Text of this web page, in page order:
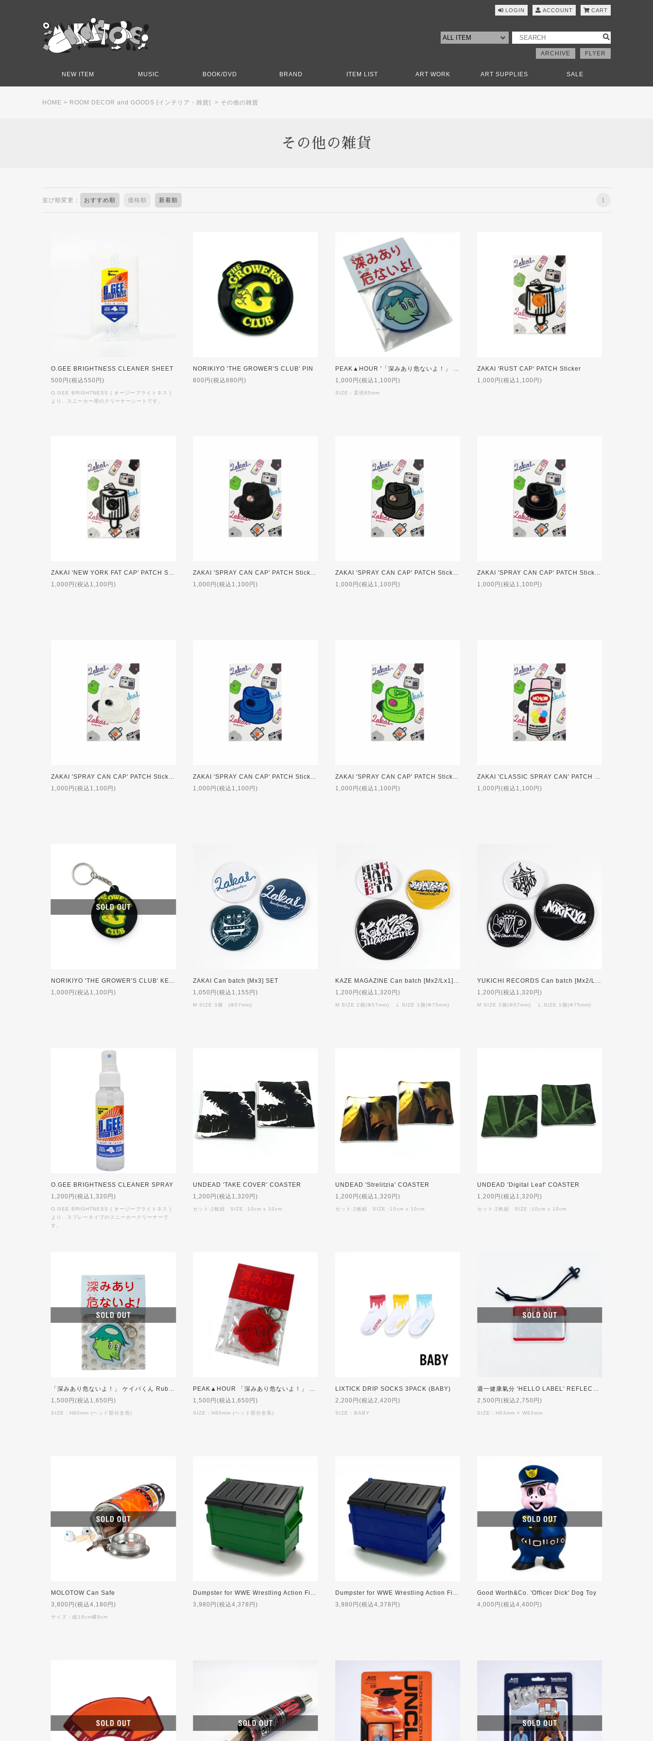
LOGIN ACCOUNT CART
ARCHIVE FLYER
NEW ITEM MUSIC BOOK/DVD BRAND ITEM LIST ART WORK ART SUPPLIES SALE
HOME > ROOM DECOR and GOODS [インテリア・雑貨] > その他の雑貨
その他の雑貨
並び順変更： おすすめ順 価格順 新着順 1
O.GEE BRIGHTNESS CLEANER SHEET
500円(税込550円)
O.GEE BRIGHTNESS ( オージーブライトネス )
より、スニーカー用のクリーナーシートです。
NORIKIYO 'THE GROWER'S CLUB' PIN
800円(税込880円)
PEAK▲HOUR '「深みあり危ないよ！」 ケイパくん' Rubber Coaster
1,000円(税込1,100円)
SIZE：直径85mm
ZAKAI 'RUST CAP' PATCH Sticker
1,000円(税込1,100円)
ZAKAI 'NEW YORK FAT CAP' PATCH Sticker
1,000円(税込1,100円)
ZAKAI 'SPRAY CAN CAP' PATCH Sticker [BLACK]
1,000円(税込1,100円)
ZAKAI 'SPRAY CAN CAP' PATCH Sticker [GREY]
1,000円(税込1,100円)
ZAKAI 'SPRAY CAN CAP' PATCH Sticker [BLACK × GREY]
1,000円(税込1,100円)
ZAKAI 'SPRAY CAN CAP' PATCH Sticker [WHITE]
1,000円(税込1,100円)
ZAKAI 'SPRAY CAN CAP' PATCH Sticker [BLUE]
1,000円(税込1,100円)
ZAKAI 'SPRAY CAN CAP' PATCH Sticker [GREEN]
1,000円(税込1,100円)
ZAKAI 'CLASSIC SPRAY CAN' PATCH Sticker
1,000円(税込1,100円)
NORIKIYO 'THE GROWER'S CLUB' KEY CHAIN
1,000円(税込1,100円)
ZAKAI Can batch [Mx3] SET
1,050円(税込1,155円)
M SIZE 3個 (Φ57mm)
KAZE MAGAZINE Can batch [Mx2/Lx1] SET
1,200円(税込1,320円)
M SIZE 2個(Φ57mm) L SIZE 1個(Φ75mm)
YUKICHI RECORDS Can batch [Mx2/Lx1] SET (A)
1,200円(税込1,320円)
M SIZE 2個(Φ57mm) L SIZE 1個(Φ75mm)
O.GEE BRIGHTNESS CLEANER SPRAY
1,200円(税込1,320円)
O.GEE BRIGHTNESS ( オージーブライトネス )
より、スプレータイプのスニーカークリーナーで
す。
UNDEAD 'TAKE COVER' COASTER
1,200円(税込1,320円)
セット:2枚組 SIZE :10cm x 10cm
UNDEAD 'Strelitzia' COASTER
1,200円(税込1,320円)
セット:2枚組 SIZE :10cm x 10cm
UNDEAD 'Digital Leaf' COASTER
1,200円(税込1,320円)
セット:2枚組 SIZE :10cm x 10cm
「深みあり危ないよ！」 ケイパくん Rubber Key Holder
1,500円(税込1,650円)
SIZE：H60mm (ヘッド部分全長)
PEAK▲HOUR 「深みあり危ないよ！」 ケイパくん Rubber Key Holder #5
1,500円(税込1,650円)
SIZE：H60mm (ヘッド部分全長)
LIXTICK DRIP SOCKS 3PACK (BABY)
2,200円(税込2,420円)
SIZE : BABY
週一健康氣分 'HELLO LABEL' REFLECTOR【特典付】[RED×WHITE]
2,500円(税込2,750円)
SIZE：H63mm × W93mm
MOLOTOW Can Safe
3,800円(税込4,180円)
サイズ：縦18cm横9cm
Dumpster for WWE Wrestling Action Figures [GREEN]
3,980円(税込4,378円)
Dumpster for WWE Wrestling Action Figures [BLUE]
3,980円(税込4,378円)
Good Worth&Co. 'Officer Dick' Dog Toy
4,000円(税込4,400円)